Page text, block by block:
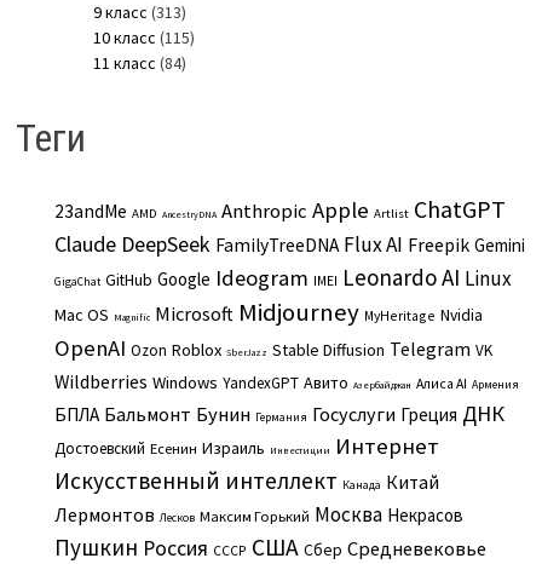
9 класс (313)
10 класс (115)
11 класс (84)
Теги
23andMe AMD AncestryDNA Anthropic Apple Artlist ChatGPT
Claude DeepSeek FamilyTreeDNA Flux AI Freepik Gemini
GigaChat GitHub Google Ideogram IMEI Leonardo AI Linux
Mac OS Magnific Microsoft Midjourney MyHeritage Nvidia
OpenAI Ozon Roblox SberJazz Stable Diffusion Telegram VK
Wildberries Windows YandexGPT Авито Азербайджан Алиса AI Армения
БПЛА Бальмонт Бунин Германия Госуслуги Греция ДНК
Достоевский Есенин Израиль Инвестиции Интернет
Искусственный интеллект Канада Китай
Лермонтов Лесков Максим Горький Москва Некрасов
Пушкин Россия СССР США Сбер Средневековье